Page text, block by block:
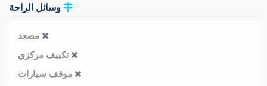
وسائل الراحة
مصعد
تكييف مركزي
موقف سيارات